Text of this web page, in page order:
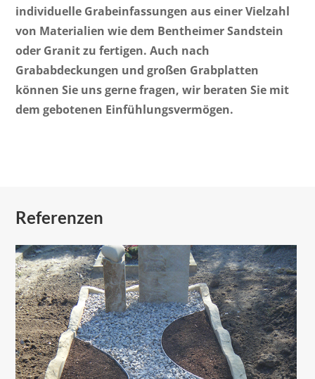
individuelle Grabeinfassungen aus einer Vielzahl
von Materialien wie dem Bentheimer Sandstein
oder Granit zu fertigen. Auch nach
Grababdeckungen und großen Grabplatten
können Sie uns gerne fragen, wir beraten Sie mit
dem gebotenen Einfühlungsvermögen.
Referenzen